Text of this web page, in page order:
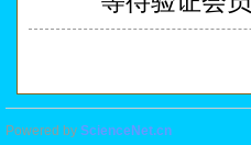
Powered by ScienceNet.cn